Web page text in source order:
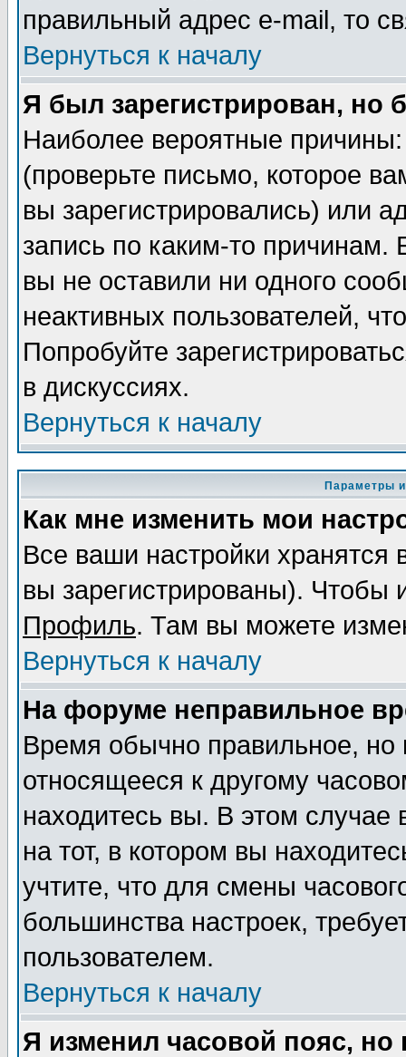
правильный адрес e-mail, то
Вернуться к началу
Я был зарегистрирован, но
Наиболее вероятные
(проверьте письмо, которое
вы зарегистрировались) или
запись по каким-то причинам.
вы не оставили ни одного
неактивных пользователей,
Попробуйте
в дискуссиях.
Вернуться к началу
Параметры
Как мне изменить мои
Все ваши настройки хранятся
вы зарегистрированы). Чтобы
Профиль. Там вы можете
Вернуться к началу
На форуме неправильное
Время обычно правильное,
относящееся к другому
находитесь вы. В этом
на тот, в котором вы
учтите, что для смены
большинства настроек,
пользователем.
Вернуться к началу
Я изменил часовой пояс,